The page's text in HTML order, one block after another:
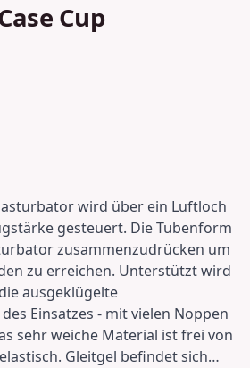
Cup
wird über ein Luftloch
gesteuert. Die Tubenform
zusammenzudrücken um
zu erreichen. Unterstützt wird
ausgeklügelte
Einsatzes - mit vielen Noppen
sehr weiche Material ist frei von
Gleitgel befindet sich…